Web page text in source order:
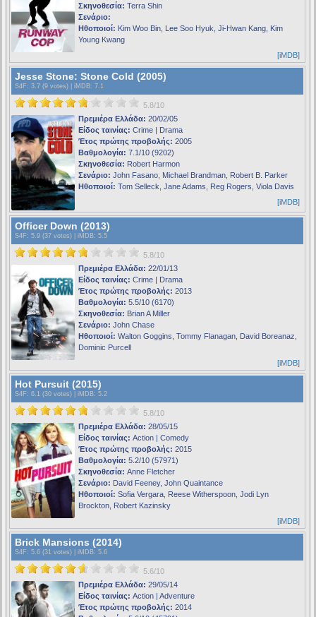
Σκηνοθεσία: Terra Shin
Σενάριο:
Ηθοποιοί: Kim Woo Bin, Lee Soo Hyuk, Ji-Hwan Kang, Kim
Young Kwang
[iMDB]
Jesse Stone: Stone Cold (2005)
S4F : 3.7 (9 votes) | iMDB: 7.1
5.8/10
Πρεμιέρα Ελλάδα: 20/02/05
Είδος ταινίας: Crime | Drama
Έτος πρώτης προβολής: 2005
Βαθμολογία: 7.1/10 (9202)
Σκηνοθεσία: Robert Harmon
Σενάριο: John Fasano, Michael Brandman, Robert B. Parker
Ηθοποιοί: Tom Selleck, Jane Adams, Reg Rogers, Viola Davis
[iMDB]
Officer Down (2013)
S4F : 5.9 (37 votes) | iMDB: 5.5
5.8/10
Πρεμιέρα Ελλάδα: 22/01/13
Είδος ταινίας: Crime | Drama
Έτος πρώτης προβολής: 2013
Βαθμολογία: 5.5/10 (6170)
Σκηνοθεσία: Brian A Miller
Σενάριο: John Chase
Ηθοποιοί: Walton Goggins, Tommy Flanagan, David Boreanaz,
Dominic Purcell
[iMDB]
Hot Pursuit (2015)
S4F : 6.1 (30 votes) | iMDB: 5.2
5.8/10
Πρεμιέρα Ελλάδα: 28/05/15
Είδος ταινίας: Action | Comedy
Έτος πρώτης προβολής: 2015
Βαθμολογία: 5.2/10 (57971)
Σκηνοθεσία: Anne Fletcher
Σενάριο: David Feeney, John Quaintance
Ηθοποιοί: Sofia Vergara, Reese Witherspoon, Jodi Lyn
Brockton, Robert Kazinsky
[iMDB]
Brick Mansions (2014)
S4F : 5.6 (31 votes) | iMDB: 5.6
5.6/10
Πρεμιέρα Ελλάδα: 29/05/14
Είδος ταινίας: Action | Adventure
Έτος πρώτης προβολής: 2014